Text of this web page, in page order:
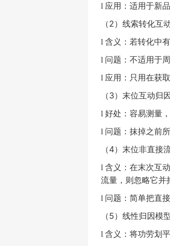
l 应用：适用于新
（2）线索转化互
l 含义：若转化中
l 问题：不适用于
l 应用：只用在获
（3）末位互动归
l 好处：容易测量
l 问题：抹掉之前
（4）末位非直接
l 含义：在末次互
流量，则忽略它并
l 问题：简单把直
（5）线性归因模
l 含义：将功劳划